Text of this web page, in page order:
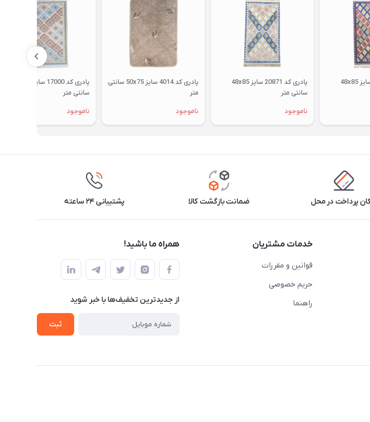
پادری کد 20872 سایز 48x85
پادری کد 20871 سایز 48x85
سانتی متر
ناموجود
پادری کد 4014 سایز 50x75 سانتی
متر
ناموجود
سانتی متر
ناموجود
پرداخت در محل ضمانت بازگشت کالا پشتیبانی ۲۴ ساعته
خدمات مشتریان
قوانین و مقررات
حریم خصوصی
راهنما
همراه ما باشید!
از جدید‌ترین تخفیف‌ها با‌ خبر شوید
ثبت